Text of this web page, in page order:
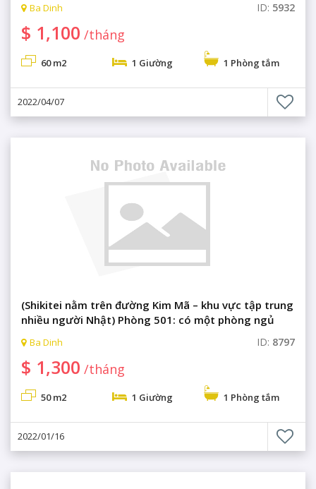
hơi, sân tập golf.
Ba Dinh ID: 5932
$ 1,100 /tháng
60 m2 1 Giường 1 Phòng tắm
2022/04/07
(Shikitei nằm trên đường Kim Mã – khu vực tập trung
nhiều người Nhật) Phòng 501: có một phòng ngủ
Ba Dinh ID: 8797
$ 1,300 /tháng
50 m2 1 Giường 1 Phòng tắm
2022/01/16